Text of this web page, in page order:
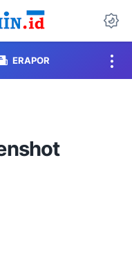
ERAPOR